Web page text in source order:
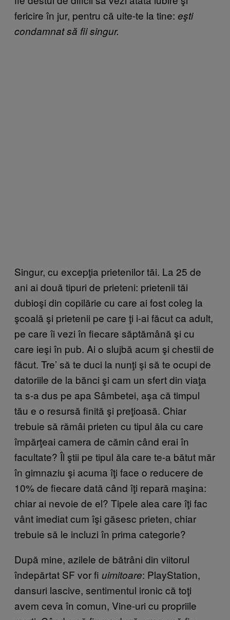
fericire în jur, pentru că uite-te la tine: eşti
condamnat să fii singur.
Singur, cu excepţia prietenilor tăi. La 25 de
ani ai două tipuri de prieteni: prietenii tăi
dubioşi din copilărie cu care ai fost coleg la
şcoală şi prietenii pe care ţi i-ai făcut ca adult,
pe care îi vezi în fiecare săptămână şi cu
care ieşi în pub. Ai o slujbă acum şi chestii de
făcut. Tre’ să te duci la nunţi şi să te ocupi de
datoriile de la bănci şi cam un sfert din viaţa
ta s-a dus pe apa Sâmbetei, aşa că timpul
tău e o resursă finită şi preţioasă. Chiar
trebuie să rămâi prieten cu tipul ăla cu care
împărţeai camera de cămin când erai în
facultate? Îl ştii pe tipul ăla care te-a bătut măr
în gimnaziu şi acuma îţi face o reducere de
10% de fiecare dată când îţi repară maşina:
chiar ai nevoie de el? Tipele alea care îţi fac
vânt imediat cum îşi găsesc prieten, chiar
trebuie să le incluzi în prima categorie?
După mine, azilele de bătrâni din viitorul
îndepărtat SF vor fi uimitoare: PlayStation,
dansuri lascive, sentimentul ironic că toţi
avem ceva în comun, Vine-uri cu propriile